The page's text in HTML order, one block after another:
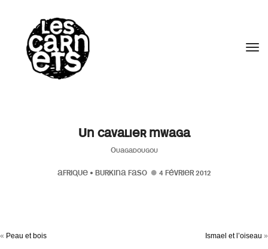
Un cavalier mwaga
Ouagadougou
AFRIQUE• BURKINA FASO 4 FÉVRIER 2012
« Peau et bois Ismael et l’oiseau »